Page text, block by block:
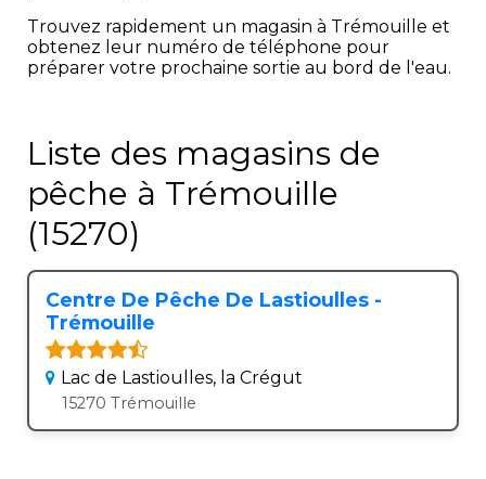
Trouvez rapidement un magasin à Trémouille et
obtenez leur numéro de téléphone pour
préparer votre prochaine sortie au bord de l'eau.
Liste des magasins de
pêche à Trémouille
(15270)
Centre De Pêche De Lastioulles -
Trémouille
Lac de Lastioulles, la Crégut
15270 Trémouille